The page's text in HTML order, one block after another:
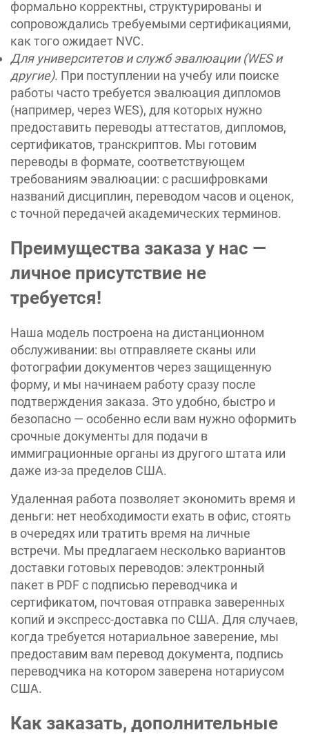
формально корректны, структурированы и
сопровождались требуемыми сертификациями,
как того ожидает NVC.
Для университетов и служб эвалюации (WES и
другие). При поступлении на учебу или поиске
работы часто требуется эвалюация дипломов
(например, через WES), для которых нужно
предоставить переводы аттестатов, дипломов,
сертификатов, транскриптов. Мы готовим
переводы в формате, соответствующем
требованиям эвалюации: с расшифровками
названий дисциплин, переводом часов и оценок,
с точной передачей академических терминов.
Преимущества заказа у нас —
личное присутствие не
требуется!
Наша модель построена на дистанционном
обслуживании: вы отправляете сканы или
фотографии документов через защищенную
форму, и мы начинаем работу сразу после
подтверждения заказа. Это удобно, быстро и
безопасно — особенно если вам нужно оформить
срочные документы для подачи в
иммиграционные органы из другого штата или
даже из-за пределов США.
Удаленная работа позволяет экономить время и
деньги: нет необходимости ехать в офис, стоять
в очередях или тратить время на личные
встречи. Мы предлагаем несколько вариантов
доставки готовых переводов: электронный
пакет в PDF с подписью переводчика и
сертификатом, почтовая отправка заверенных
копий и экспресс-доставка по США. Для случаев,
когда требуется нотариальное заверение, мы
предоставим вам перевод документа, подпись
переводчика на котором заверена нотариусом
США.
Как заказать, дополнительные